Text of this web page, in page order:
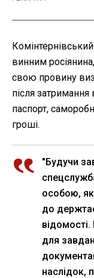
винним
свою провину
після
паспорт,
гроші.
"Будучи
особою,
до
відомості.
для
наслідок,